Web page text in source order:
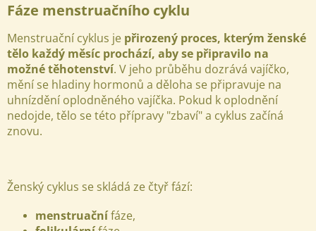
Fáze menstruačního cyklu
Menstruační cyklus je přirozený proces, kterým ženské
tělo každý měsíc prochází, aby se připravilo na
možné těhotenství. V jeho průběhu dozrává vajíčko,
mění se hladiny hormonů a děloha se připravuje na
uhnízdění oplodněného vajíčka. Pokud k oplodnění
nedojde, tělo se této přípravy "zbaví" a cyklus začíná
znovu.
Ženský cyklus se skládá ze čtyř fází:
menstruačnífáze,